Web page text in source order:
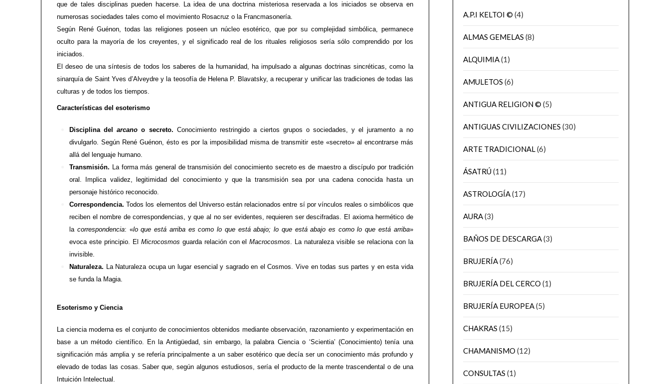
que de tales disciplinas pueden hacerse. La idea de una doctrina misteriosa reservada a los iniciados se observa en
numerosas sociedades tales como el movimiento Rosacruz o la Francmasonería.
Según René Guénon, todas las religiones poseen un núcleo esotérico, que por su complejidad simbólica, permanece
oculto para la mayoría de los creyentes, y el significado real de los rituales religiosos sería sólo comprendido por los
iniciados.
El deseo de una síntesis de todos los saberes de la humanidad, ha impulsado a algunas doctrinas sincréticas, como la
sinarquía de Saint Yves d’Alveydre y la teosofía de Helena P. Blavatsky, a recuperar y unificar las tradiciones de todas las
culturas y de todos los tiempos.
Características del esoterismo
Disciplina delarcano o secreto. Conocimiento restringido a ciertos grupos o sociedades, y el juramento a no
divulgarlo. Según René Guénon, ésto es por la imposibilidad misma de transmitir este «secreto» al encontrarse más
allá del lenguaje humano.
Transmisión. La forma más general de transmisión del conocimiento secreto es de maestro a discípulo por tradición
oral. Implica validez, legitimidad del conocimiento y que la transmisión sea por una cadena conocida hasta un
personaje histórico reconocido.
Correspondencia. Todos los elementos del Universo están relacionados entre sí por vínculos reales o simbólicos que
reciben el nombre de correspondencias, y que al no ser evidentes, requieren ser descifradas. El axioma hermético de
la correspondencia: «lo que está arriba es como lo que está abajo; lo que está abajo es como lo que está arriba»
evoca este principio. El Microcosmos guarda relación con elMacrocosmos. La naturaleza visible se relaciona con la
invisible.
Naturaleza. La Naturaleza ocupa un lugar esencial y sagrado en el Cosmos. Vive en todas sus partes y en esta vida
se funda la Magia.
Esoterismo y Ciencia
La ciencia moderna es el conjunto de conocimientos obtenidos mediante observación, razonamiento y experimentación en
base a un método científico. En la Antigüedad, sin embargo, la palabra Ciencia o ‘Scientia’ (Conocimiento) tenía una
significación más amplia y se refería principalmente a un saber esotérico que decía ser un conocimiento más profundo y
elevado de todas las cosas. Saber que, según algunos estudiosos, sería el producto de la mente trascendental o de una
Intuición Intelectual.
A.P.I KELTOI © (4)
ALMAS GEMELAS (8)
ALQUIMIA(1)
AMULETOS (6)
ANTIGUA RELIGION © (5)
ANTIGUAS CIVILIZACIONES (30)
ARTE TRADICIONAL(6)
ÁSATRÚ(11)
ASTROLOGÍA(17)
AURA(3)
BAÑOS DE DESCARGA(3)
BRUJERÍA(76)
BRUJERÍA DEL CERCO (1)
BRUJERÍA EUROPEA(5)
CHAKRAS (15)
CHAMANISMO (12)
CONSULTAS (1)